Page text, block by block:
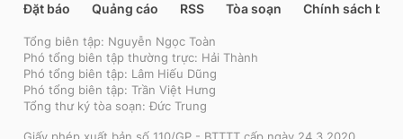
Đặt báo Quảng cáo RSS Tòa soạn Chính sách bảo
Tổng biên tập: Nguyễn Ngọc Toàn
Phó tổng biên tập thường trực: Hải Thành
Phó tổng biên tập: Lâm Hiếu Dũng
Phó tổng biên tập: Trần Việt Hưng
Tổng thư ký tòa soạn: Đức Trung